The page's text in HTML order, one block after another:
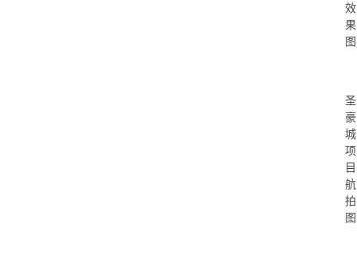
效
果
图
圣
豪
城
项
目
航
拍
图